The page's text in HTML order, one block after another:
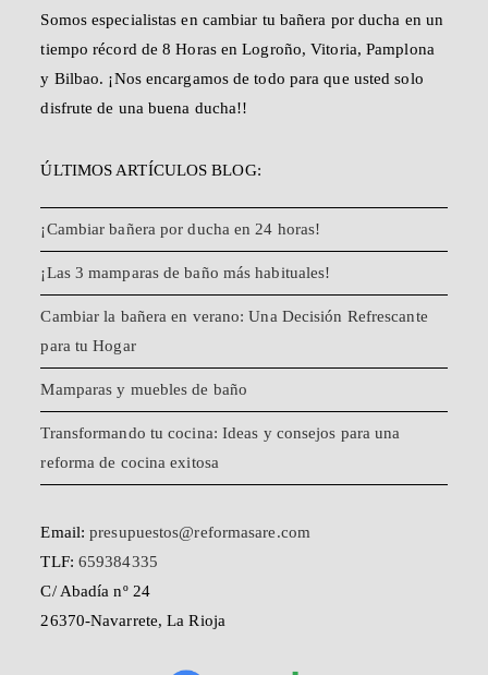
Somos especialistas en cambiar tu bañera por ducha en un
tiempo récord de 8 Horas en Logroño, Vitoria, Pamplona
y Bilbao. ¡Nos encargamos de todo para que usted solo
disfrute de una buena ducha!!
ÚLTIMOS ARTÍCULOS BLOG:
¡Cambiar bañera por ducha en 24 horas!
¡Las 3 mamparas de baño más habituales!
Cambiar la bañera en verano: Una Decisión Refrescante
para tu Hogar
Mamparas y muebles de baño
Transformando tu cocina: Ideas y consejos para una
reforma de cocina exitosa
Email:presupuestos@reformasare.com
TLF: 659384335
C/ Abadía nº 24
26370-Navarrete, La Rioja